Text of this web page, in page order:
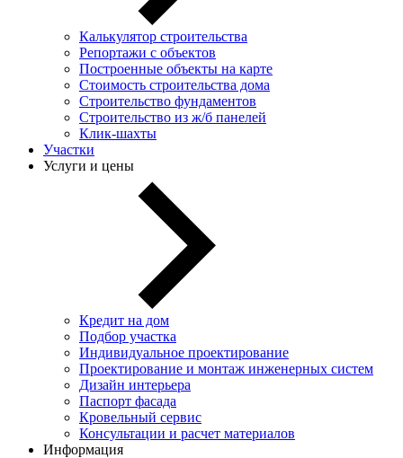
Калькулятор строительства
Репортажи с объектов
Построенные объекты на карте
Стоимость строительства дома
Строительство фундаментов
Строительство из ж/б панелей
Клик-шахты
Участки
Услуги и цены
Кредит на дом
Подбор участка
Индивидуальное проектирование
Проектирование и монтаж инженерных систем
Дизайн интерьера
Паспорт фасада
Кровельный сервис
Консультации и расчет материалов
Информация